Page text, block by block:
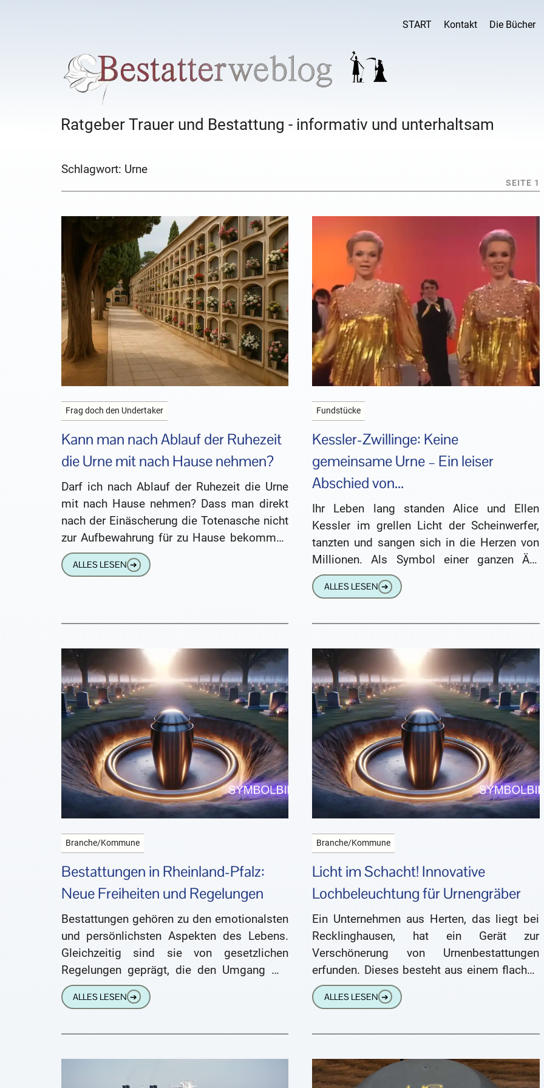
START Kontakt Die Bücher
Ratgeber Trauer und Bestattung - informativ und unterhaltsam
Schlagwort: Urne
SEITE 1
Frag doch den Undertaker
Kann man nach Ablauf der Ruhezeit
die Urne mit nach Hause nehmen?
Darf ich nach Ablauf der Ruhezeit die Urne
mit nach Hause nehmen? Dass man direkt
nach der Einäscherung die Totenasche nicht
zur Aufbewahrung für zu Hause bekommen
kann, sehen ja
ALLES LESEN ➔
Fundstücke
Kessler-Zwillinge: Keine
gemeinsame Urne – Ein leiser
Abschied von...
Ihr Leben lang standen Alice und Ellen
Kessler im grellen Licht der Scheinwerfer,
tanzten und sangen sich in die Herzen von
Millionen. Als Symbol einer ganzen Ära
verkörperten sie Leichtigkeit,
ALLES LESEN ➔
Branche/Kommune
Bestattungen in Rheinland-Pfalz:
Neue Freiheiten und Regelungen
Bestattungen gehören zu den emotionalsten
und persönlichsten Aspekten des Lebens.
Gleichzeitig sind sie von gesetzlichen
Regelungen geprägt, die den Umgang mit
Verstorbenen und ihrer Asche regeln.
Rheinland-Pfalz geht mit einer
ALLES LESEN ➔
Branche/Kommune
Licht im Schacht! Innovative
Lochbeleuchtung für Urnengräber
Ein Unternehmen aus Herten, das liegt bei
Recklinghausen, hat ein Gerät zur
Verschönerung von Urnenbestattungen
erfunden. Dieses besteht aus einem flachen
Ring aus Metall, der über das Loch für eine
ALLES LESEN ➔